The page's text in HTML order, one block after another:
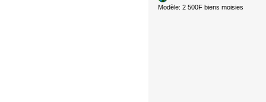
Modèle: 2 500F biens moisies